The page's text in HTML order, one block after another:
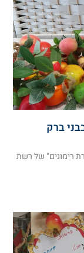
ברק
רימונים" של רשת